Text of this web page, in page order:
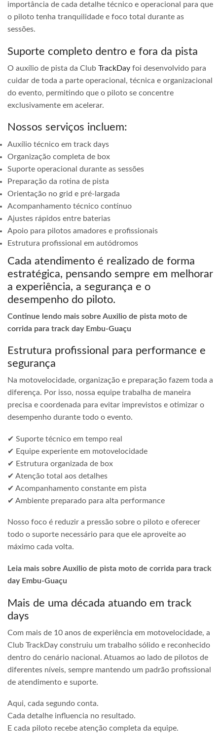
importância de cada detalhe técnico e operacional para que
o piloto tenha tranquilidade e foco total durante as
sessões.
Suporte completo dentro e fora da pista
O auxílio de pista da Club TrackDay foi desenvolvido para
cuidar de toda a parte operacional, técnica e organizacional
do evento, permitindo que o piloto se concentre
exclusivamente em acelerar.
Nossos serviços incluem:
Auxílio técnico em track days
Organização completa de box
Suporte operacional durante as sessões
Preparação da rotina de pista
Orientação no grid e pré-largada
Acompanhamento técnico contínuo
Ajustes rápidos entre baterias
Apoio para pilotos amadores e profissionais
Estrutura profissional em autódromos
Cada atendimento é realizado de forma
estratégica, pensando sempre em melhorar
a experiência, a segurança e o
desempenho do piloto.
Continue lendo mais sobre Auxilio de pista moto de
corrida para track day Embu-Guaçu
Estrutura profissional para performance e
segurança
Na motovelocidade, organização e preparação fazem toda a
diferença. Por isso, nossa equipe trabalha de maneira
precisa e coordenada para evitar imprevistos e otimizar o
desempenho durante todo o evento.
✔ Suporte técnico em tempo real
✔ Equipe experiente em motovelocidade
✔ Estrutura organizada de box
✔ Atenção total aos detalhes
✔ Acompanhamento constante em pista
✔ Ambiente preparado para alta performance
Nosso foco é reduzir a pressão sobre o piloto e oferecer
todo o suporte necessário para que ele aproveite ao
máximo cada volta.
Leia mais sobre Auxilio de pista moto de corrida para track
day Embu-Guaçu
Mais de uma década atuando em track
days
Com mais de 10 anos de experiência em motovelocidade, a
Club TrackDay construiu um trabalho sólido e reconhecido
dentro do cenário nacional. Atuamos ao lado de pilotos de
diferentes níveis, sempre mantendo um padrão profissional
de atendimento e suporte.
Aqui, cada segundo conta.
Cada detalhe influencia no resultado.
E cada piloto recebe atenção completa da equipe.